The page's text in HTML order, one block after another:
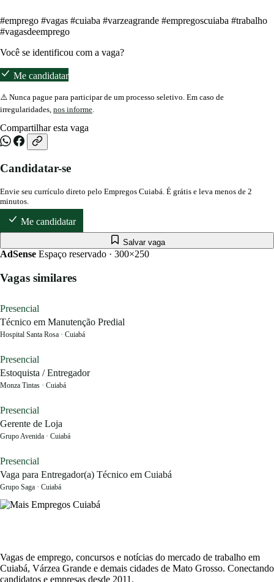
#emprego #vagas #cuiaba #varzeagrande #empregoscuiaba #trabalho
#vagasdeemprego
Você se identificou com a vaga?
Me candidatar
⚠️ Nunca pague para participar de um processo seletivo. Em caso de
irregularidades, nos informe.
Compartilhar esta vaga
Candidatar-se
Envie seu currículo direto pelo Empregos Cuiabá. É grátis e leva menos de 2
minutos.
Me candidatar
Salvar vaga
AdSense Espaço reservado · 300×250
Vagas similares
Presencial
Técnico em Manutenção Predial
Hospital Santa Rosa · Cuiabá
Presencial
Estoquista / Entregador
Monza Tintas · Cuiabá
Presencial
Gerente de Loja
Grupo Avenida · Cuiabá
Presencial
Vaga para Entregador(a) Técnico em Cuiabá
Grupo Saga · Cuiabá
Vagas de emprego, concursos e notícias do mercado de trabalho em
Cuiabá, Várzea Grande e demais cidades de Mato Grosso. Conectando
candidatos e empresas desde 2011.